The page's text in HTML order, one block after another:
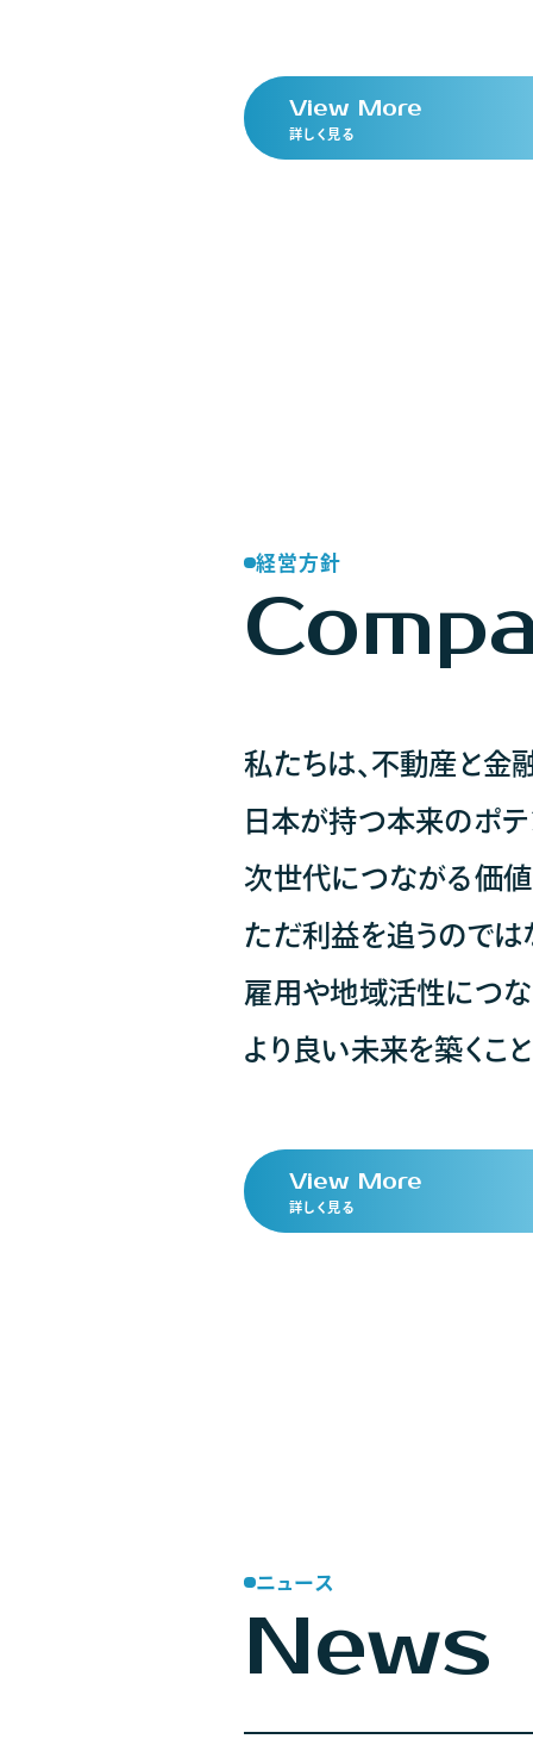
View More
詳しく見る
経営方針
私たちは、不動産と金
日本が持つ本来のポテ
次世代につながる価値
ただ利益を追うのでは
雇用や地域活性につな
より良い未来を築くこ
View More
詳しく見る
ニュース
News